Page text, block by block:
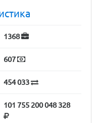
1368
607
454 033
101 755 200 048 328